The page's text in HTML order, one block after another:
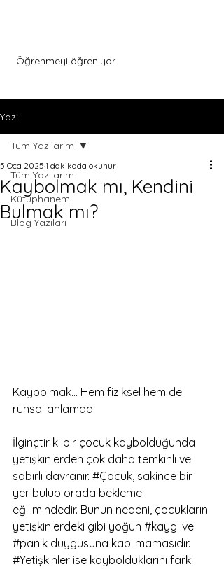
Öğrenmeyi öğreniyor
Yazı
Tüm Yazılarım
Kütüphanem
Blog Yazıları
Tüm Yazılarım
Kaybolmak mı, Kendini
Bulmak mı?
5 Oca 2025 1 dakikada okunur
Kaybolmak... Hem fiziksel hem de
ruhsal anlamda.
İlginçtir ki bir çocuk kaybolduğunda
yetişkinlerden çok daha temkinli ve
sabırlı davranır. #Çocuk, sakince bir
yer bulup orada bekleme
eğilimindedir. Bunun nedeni, çocukların
yetişkinlerdeki gibi yoğun #kaygı ve
#panik duygusuna kapılmamasıdır.
#Yetişkinler ise kaybolduklarını fark